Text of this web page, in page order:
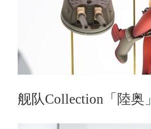
舰队Collection「陸奥」